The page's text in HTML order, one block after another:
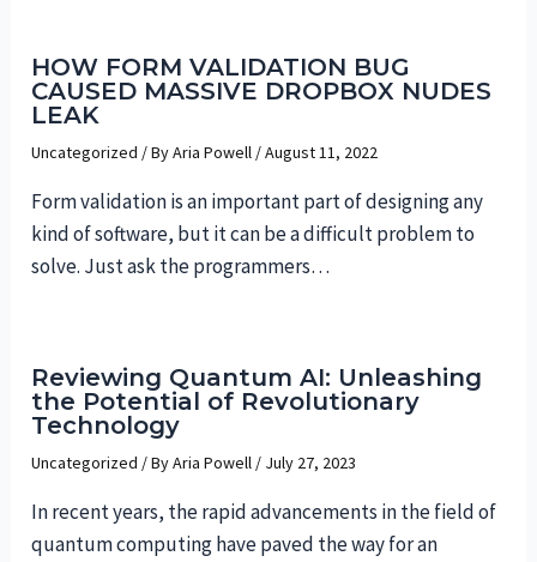
HOW FORM VALIDATION BUG
CAUSED MASSIVE DROPBOX NUDES
LEAK
Uncategorized / ByAria Powell /August 11, 2022
Form validation is an important part of designing any
kind of software, but it can be a difficult problem to
solve. Just ask the programmers…
Reviewing Quantum AI: Unleashing
the Potential of Revolutionary
Technology
Uncategorized / ByAria Powell / July 27, 2023
In recent years, the rapid advancements in the field of
quantum computing have paved the way for an